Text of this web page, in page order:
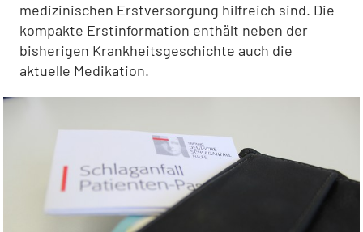
medizinischen Erstversorgung hilfreich sind. Die
kompakte Erstinformation enthält neben der
bisherigen Krankheitsgeschichte auch die
aktuelle Medikation.